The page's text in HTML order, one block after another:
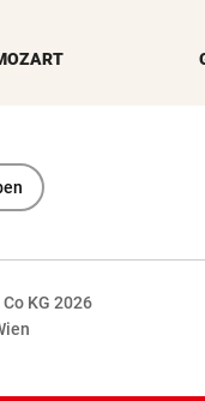
KG 2026